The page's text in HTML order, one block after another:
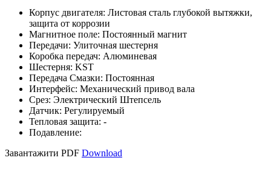
Корпус двигателя: Листовая сталь глубокой вытяжки,
защита от коррозии
Магнитное поле: Постоянный магнит
Передачи: Улиточная шестерня
Коробка передач: Алюминевая
Шестерня: KST
Передача Смазки: Постоянная
Интерфейс: Механический привод вала
Срез: Электрический Штепсель
Датчик: Регулируемый
Тепловая защита: -
Подавление:
Завантажити PDF Download